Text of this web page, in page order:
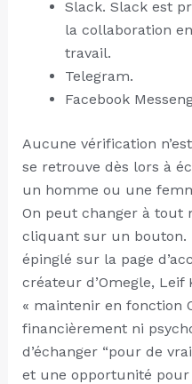
Slack. Slack est
la collaboration
travail.
Telegram.
Facebook
Aucune vérification
se retrouve dès lors à
un homme ou une
On peut changer à tout
cliquant sur un bouton.
épinglé sur la page
créateur d’Omegle,
« maintenir en fonction
financièrement ni
d’échanger “pour de
et une opportunité